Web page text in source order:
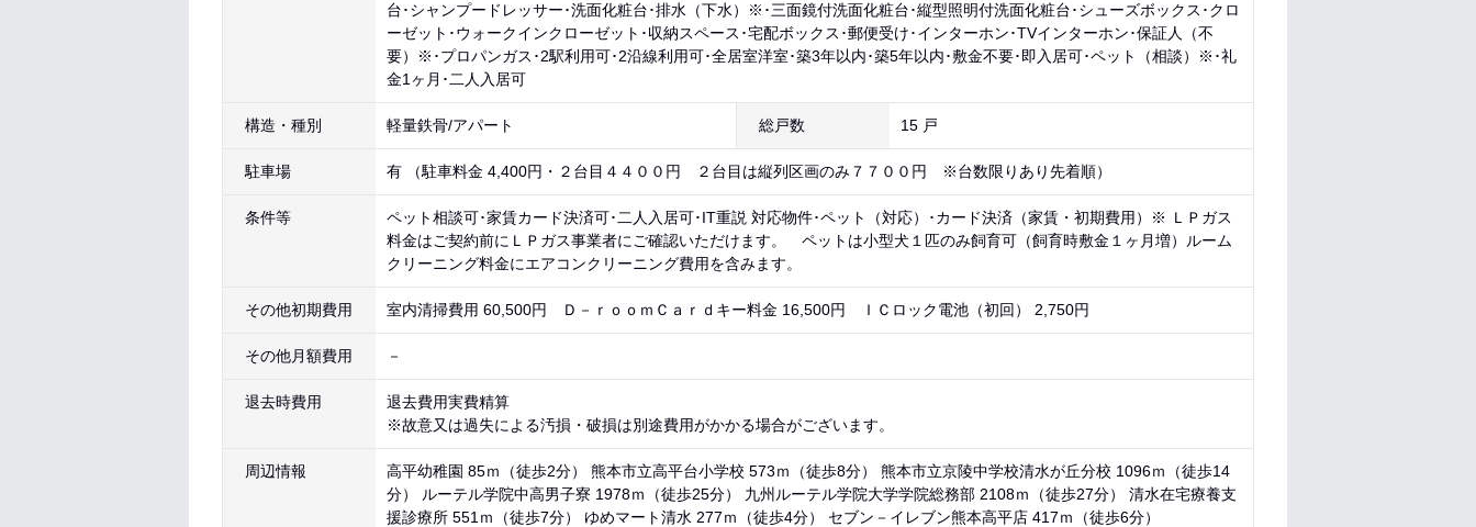
台･シャンプードレッサー･洗面化粧台･排水（下水）※･三面鏡付洗面化粧台･縦型照明付洗面化粧台･シューズボックス･クロ
ーゼット･ウォークインクローゼット･収納スペース･宅配ボックス･郵便受け･インターホン･TVインターホン･保証人（不
要）※･プロパンガス･2駅利用可･2沿線利用可･全居室洋室･築3年以内･築5年以内･敷金不要･即入居可･ペット（相談）※･礼
金1ヶ月･二人入居可
構造・種別 軽量鉄骨/アパート 総戸数 15 戸
駐車場 有 （駐車料金 4,400円・２台目４４００円 ２台目は縦列区画のみ７７００円 ※台数限りあり先着順）
条件等
ペット相談可･家賃カード決済可･二人入居可･IT重説 対応物件･ペット（対応）･カード決済（家賃・初期費用）※ ＬＰガス
料金はご契約前にＬＰガス事業者にご確認いただけます。 ペットは小型犬１匹のみ飼育可（飼育時敷金１ヶ月増）ルーム
クリーニング料金にエアコンクリーニング費用を含みます。
その他初期費用 室内清掃費用 60,500円 Ｄ－ｒｏｏｍＣａｒｄキー料金 16,500円 ＩＣロック電池（初回） 2,750円
その他月額費用 －
退去時費用
退去費用実費精算
※故意又は過失による汚損・破損は別途費用がかかる場合がございます。
周辺情報
高平幼稚園 85ｍ（徒歩2分） 熊本市立高平台小学校 573ｍ（徒歩8分） 熊本市立京陵中学校清水が丘分校 1096ｍ（徒歩14
分） ルーテル学院中高男子寮 1978ｍ（徒歩25分） 九州ルーテル学院大学学院総務部 2108ｍ（徒歩27分） 清水在宅療養支
援診療所 551ｍ（徒歩7分） ゆめマート清水 277ｍ（徒歩4分） セブン－イレブン熊本高平店 417ｍ（徒歩6分）